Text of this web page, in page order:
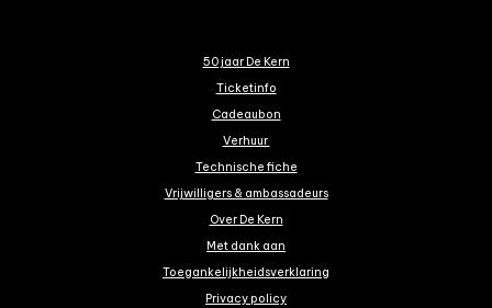
50 jaar De Kern
Ticketinfo
Cadeaubon
Verhuur
Technische fiche
Vrijwilligers & ambassadeurs
Over De Kern
Met dank aan
Toegankelijkheidsverklaring
Privacy policy